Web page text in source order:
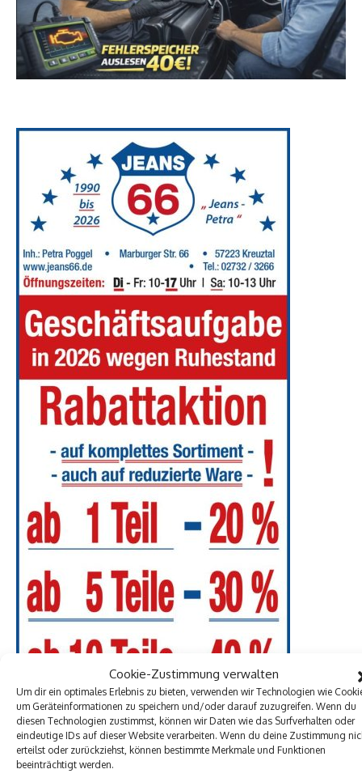
Cookie-Zustimmung verwalten
Um dir ein optimales Erlebnis zu bieten, verwenden wir Technologien wie
um Geräteinformationen zu speichern und/oder darauf zuzugreifen. Wenn du
diesen Technologien zustimmst, können wir Daten wie das Surfverhalten oder
eindeutige IDs auf dieser Website verarbeiten. Wenn du deine Zustimmung
erteilst oder zurückziehst, können bestimmte Merkmale und Funktionen
beeinträchtigt werden.